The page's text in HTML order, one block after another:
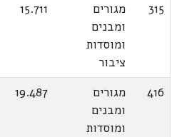
315
מגורים
ומבנים
ומוסדות
ציבור
15.711
416
מגורים
ומבנים
ומוסדות
19.487